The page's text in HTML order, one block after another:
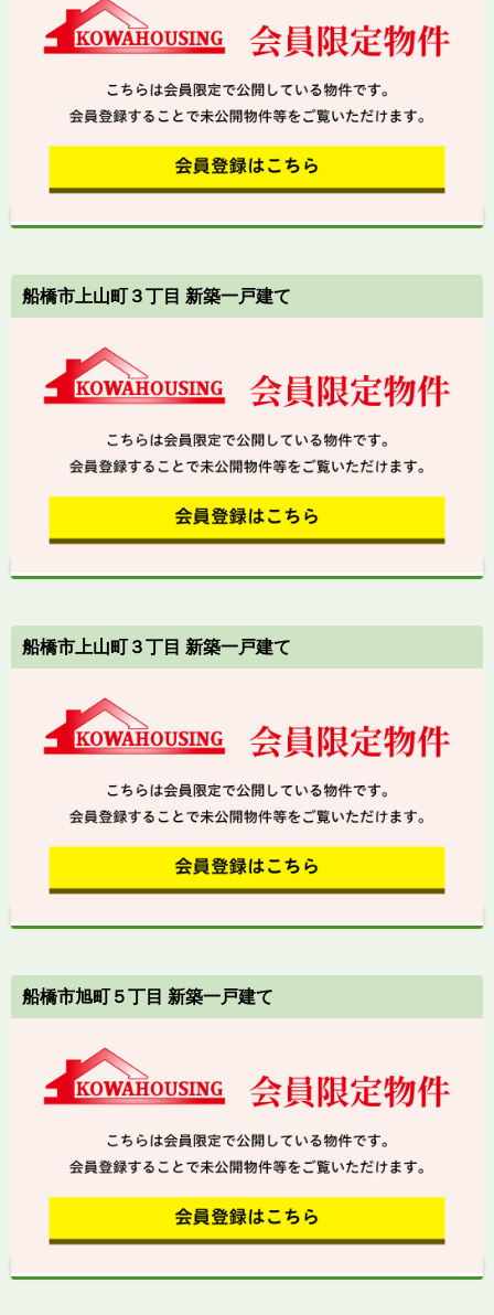
船橋市上山町３丁目 新築一戸建て
船橋市上山町３丁目 新築一戸建て
船橋市旭町５丁目 新築一戸建て